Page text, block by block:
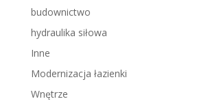
budownictwo
hydraulika siłowa
Inne
Modernizacja łazienki
Wnętrze